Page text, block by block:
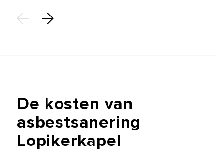
De kosten van
asbestsanering
Lopikerkapel